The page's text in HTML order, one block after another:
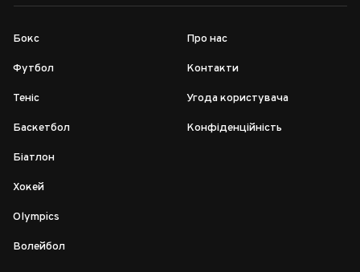
Бокс
Футбол
Теніс
Баскетбол
Біатлон
Хокей
Olympics
Волейбол
Про нас
Контакти
Угода користувача
Конфіденційність